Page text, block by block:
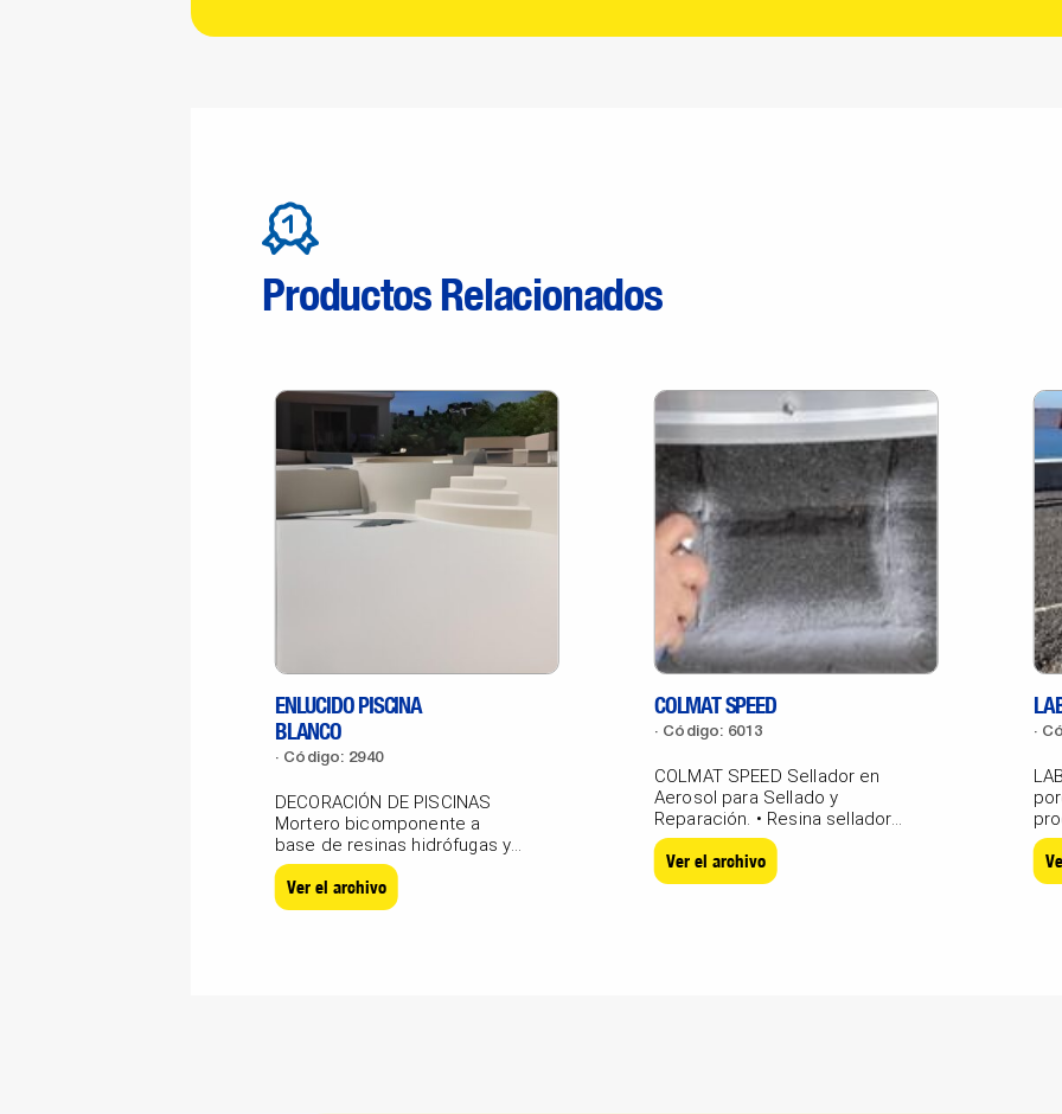
Productos Relacionados
COLMAT SPEED
Código: 6013
COLMAT SPEED Sellador en
Aerosol para Sellado y
Reparación. • Resina selladora
gris concentrada,...
Ver el archivo
ENLUCIDO PISCINA
BLANCO
Código: 2940
DECORACIÓN DE PISCINAS
Mortero bicomponente a
base de resinas hidrófugas y
cargas calibradas para...
Ver el archivo